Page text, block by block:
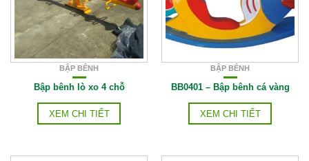
BẬP BÊNH
Bập bênh lò xo 4 chỗ
XEM CHI TIẾT
BẬP BÊNH
BB0401 – Bập bênh cá vàng
XEM CHI TIẾT